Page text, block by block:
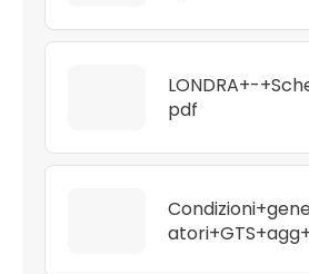
LONDRA+-
pdf